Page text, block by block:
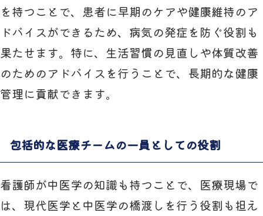
を持つことで、患者に早期のケアや健康維持のア
ドバイスができるため、病気の発症を防ぐ役割も
果たせます。特に、生活習慣の見直しや体質改善
のためのアドバイスを行うことで、長期的な健康
管理に貢献できます。
包括的な医療チームの一員としての役割
看護師が中医学の知識も持つことで、医療現場で
は、現代医学と中医学の橋渡しを行う役割も担え